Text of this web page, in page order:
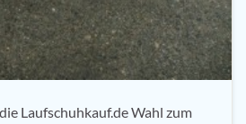
Laufschuhkauf.de Wahl zum